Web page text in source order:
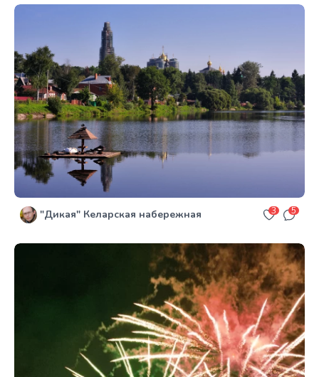
"Дикая" Келарская набережная 3 5